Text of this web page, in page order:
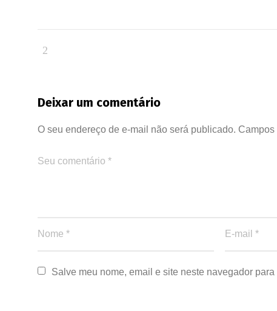
Deixar um comentário
O seu endereço de e-mail não será publicado. Campos
Salve meu nome, email e site neste navegador